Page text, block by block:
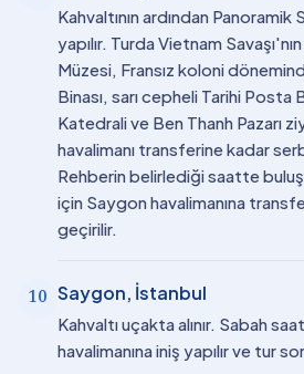
Kahvaltının ardından
yapılır. Turda Vietnam
Müzesi, Fransız koloni
Binası, sarı cepheli Tarihi
Katedrali ve Ben Thanh Pazarı
havalimanı transferine kadar
Rehberin belirlediği saatte
için Saygon havalimanına
geçirilir.
10 Saygon, İstanbul
Kahvaltı uçakta alınır. Sabah
havalimanına iniş yapılır ve tur